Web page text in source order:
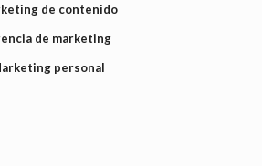
de contenido
de marketing
personal